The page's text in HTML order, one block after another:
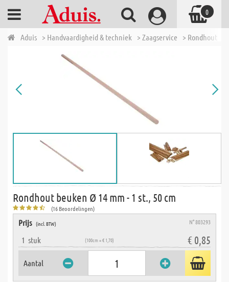
Aduis > Handvaardigheid & techniek > Zaagservice > Rondhout
Rondhout beuken Ø 14 mm - 1 st., 50 cm
(16 Beoordelingen)
Prijs (incl. BTW) N° 803293
1 stuk (100cm = € 1,70) € 0,85
Aantal
0